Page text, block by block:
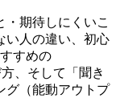
・期待しにくいこ
い人の違い、初心
すめの
、そして「聞き
グ（能動アウトプ